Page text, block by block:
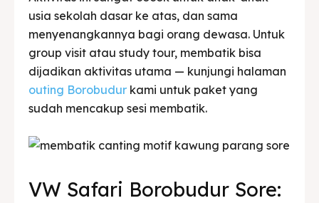
usia sekolah dasar ke atas, dan sama
menyenangkannya bagi orang dewasa. Untuk
group visit atau study tour, membatik bisa
dijadikan aktivitas utama — kunjungi halaman
outing Borobudur kami untuk paket yang
sudah mencakup sesi membatik.
VW Safari Borobudur Sore: